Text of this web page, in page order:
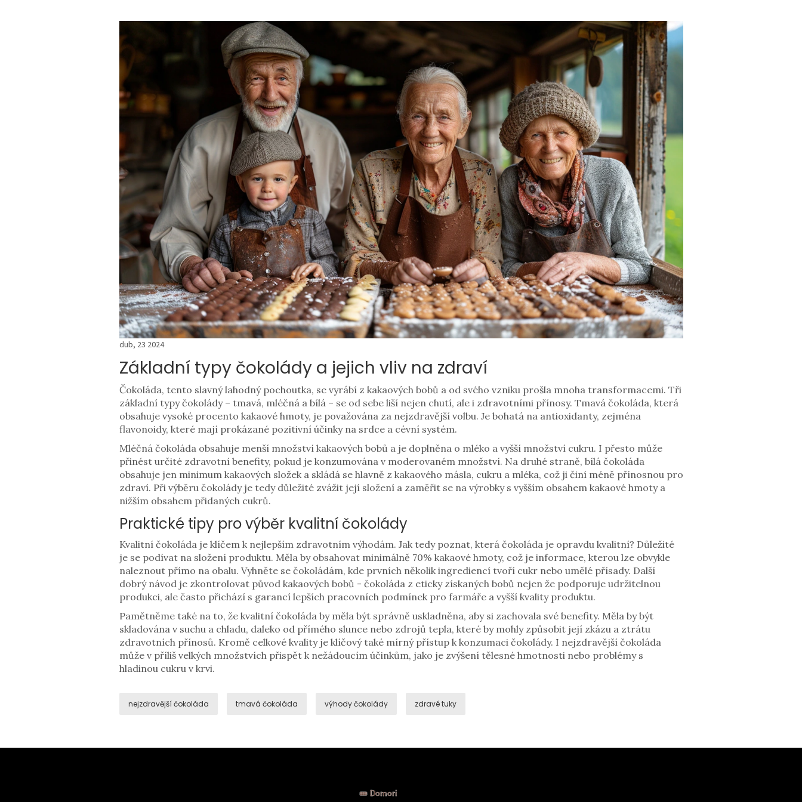
dub, 23 2024
Základní typy čokolády a jejich vliv na zdraví
Čokoláda, tento slavný lahodný pochoutka, se vyrábí z kakaových bobů a od svého vzniku prošla mnoha transformacemi. Tři
základní typy čokolády – tmavá, mléčná a bílá – se od sebe liší nejen chutí, ale i zdravotními přínosy. Tmavá čokoláda, která
obsahuje vysoké procento kakaové hmoty, je považována za nejzdravější volbu. Je bohatá na antioxidanty, zejména
flavonoidy, které mají prokázané pozitivní účinky na srdce a cévní systém.
Mléčná čokoláda obsahuje menší množství kakaových bobů a je doplněna o mléko a vyšší množství cukru. I přesto může
přinést určité zdravotní benefity, pokud je konzumována v moderovaném množství. Na druhé straně, bílá čokoláda
obsahuje jen minimum kakaových složek a skládá se hlavně z kakaového másla, cukru a mléka, což ji činí méně přínosnou pro
zdraví. Při výběru čokolády je tedy důležité zvážit její složení a zaměřit se na výrobky s vyšším obsahem kakaové hmoty a
nižším obsahem přidaných cukrů.
Praktické tipy pro výběr kvalitní čokolády
Kvalitní čokoláda je klíčem k nejlepším zdravotním výhodám. Jak tedy poznat, která čokoláda je opravdu kvalitní? Důležité
je se podívat na složení produktu. Měla by obsahovat minimálně 70% kakaové hmoty, což je informace, kterou lze obvykle
naleznout přímo na obalu. Vyhněte se čokoládám, kde prvních několik ingrediencí tvoří cukr nebo umělé přísady. Další
dobrý návod je zkontrolovat původ kakaových bobů - čokoláda z eticky získaných bobů nejen že podporuje udržitelnou
produkci, ale často přichází s garancí lepších pracovních podmínek pro farmáře a vyšší kvality produktu.
Pamětněme také na to, že kvalitní čokoláda by měla být správně uskladněna, aby si zachovala své benefity. Měla by být
skladována v suchu a chladu, daleko od přímého slunce nebo zdrojů tepla, které by mohly způsobit její zkázu a ztrátu
zdravotních přínosů. Kromě celkové kvality je klíčový také mírný přístup k konzumaci čokolády. I nejzdravější čokoláda
může v příliš velkých množstvích přispět k nežádoucím účinkům, jako je zvýšení tělesné hmotnosti nebo problémy s
hladinou cukru v krvi.
nejzdravější čokoláda tmavá čokoláda výhody čokolády zdravé tuky